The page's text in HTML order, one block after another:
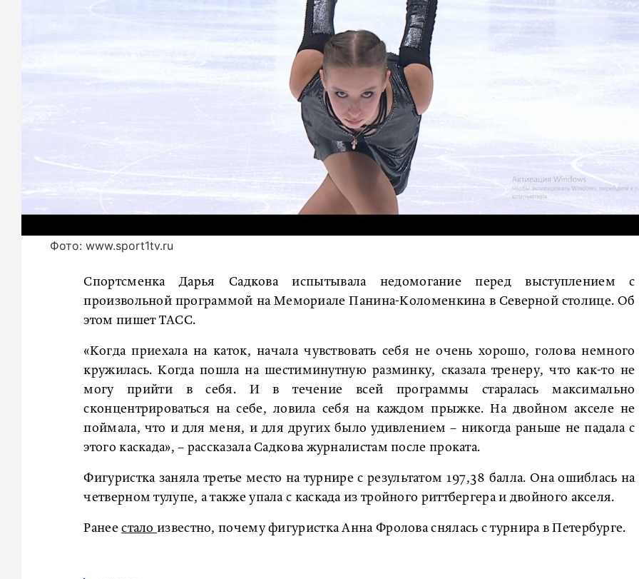
Фото: www.sport1tv.ru
Спортсменка Дарья Садкова испытывала недомогание перед выступлением с
произвольной программой на Мемориале Панина-Коломенкина в Северной столице. Об
этом пишет ТАСС.
«Когда приехала на каток, начала чувствовать себя не очень хорошо, голова немного
кружилась. Когда пошла на шестиминутную разминку, сказала тренеру, что как-то не
могу прийти в себя. И в течение всей программы старалась максимально
сконцентрироваться на себе, ловила себя на каждом прыжке. На двойном акселе не
поймала, что и для меня, и для других было удивлением – никогда раньше не падала с
этого каскада», – рассказала Садкова журналистам после проката.
Фигуристка заняла третье место на турнире с результатом 197,38 балла. Она ошиблась на
четверном тулупе, а также упала с каскада из тройного риттбергера и двойного акселя.
Ранеесталоизвестно, почему фигуристка Анна Фролова снялась с турнира в Петербурге.